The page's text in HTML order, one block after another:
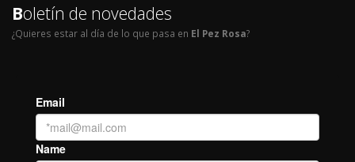
Boletín de novedades
¿Quieres estar al día de lo que pasa en El Pez Rosa?